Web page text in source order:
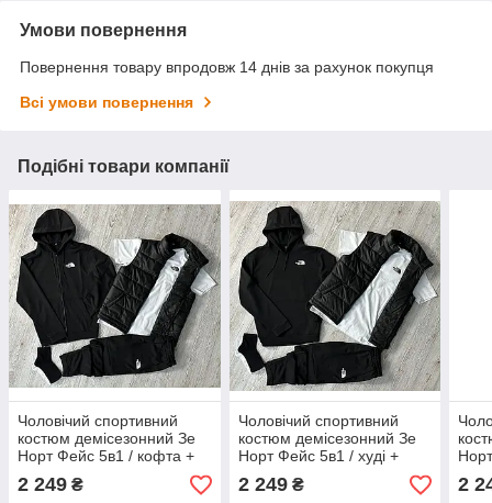
Умови повернення
Повернення товару впродовж 14 днів за рахунок покупця
Всі умови повернення
Подібні товари компанії
Чоловічий спортивний
костюм демісезонний Зе
Норт Фейс 5в1 / кофта +
жилетка The North Face
2 249 ₴
Чоловічий спортивний
костюм демісезонний Зе
Норт Фейс 5в1 / худі +
жилетка The North Face
2 249₴ 2